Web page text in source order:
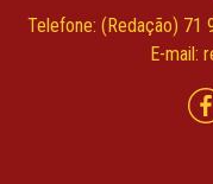
Telefone: (Redação) 71
E-mail: